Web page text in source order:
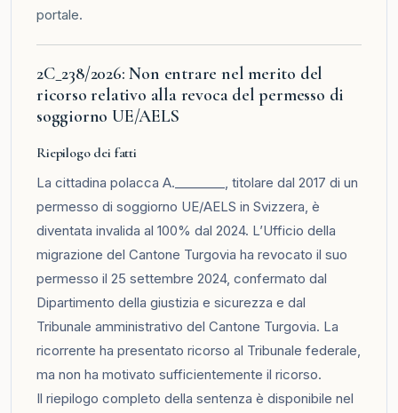
portale.
2C_238/2026: Non entrare nel merito del
ricorso relativo alla revoca del permesso di
soggiorno UE/AELS
Riepilogo dei fatti
La cittadina polacca A.________, titolare dal 2017 di un
permesso di soggiorno UE/AELS in Svizzera, è
diventata invalida al 100% dal 2024. L’Ufficio della
migrazione del Cantone Turgovia ha revocato il suo
permesso il 25 settembre 2024, confermato dal
Dipartimento della giustizia e sicurezza e dal
Tribunale amministrativo del Cantone Turgovia. La
ricorrente ha presentato ricorso al Tribunale federale,
ma non ha motivato sufficientemente il ricorso.
Il riepilogo completo della sentenza è disponibile nel